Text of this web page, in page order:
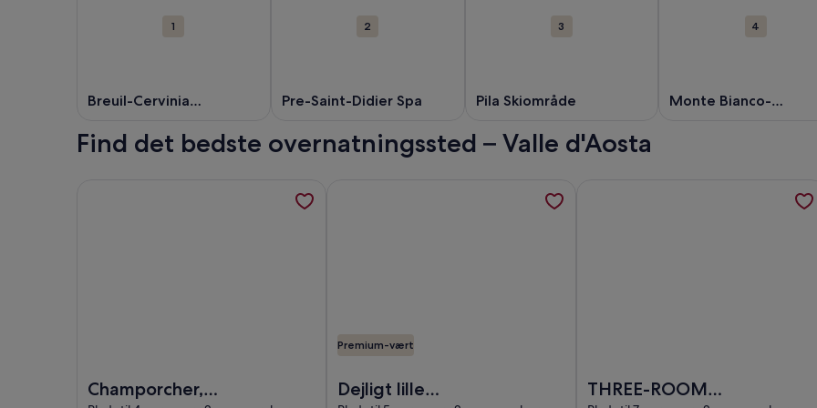
1
Breuil-Cervinia
2
Pre-Saint-Didier Spa
3
Pila Skiområde
4
Monte Bianco-
Find det bedste overnatningssted – Valle d'Aosta
Champorcher,
Premium-vært
Dejligt lille
THREE-ROOM